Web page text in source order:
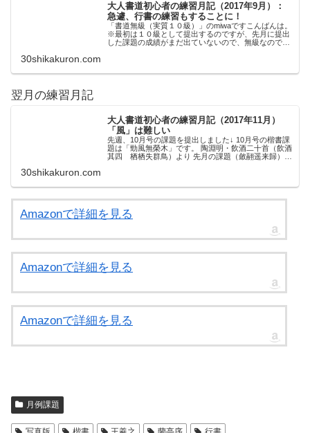
大人書道初心者の練習月記（2017年9月）：
急遽、行書の練習もすることに！
「書道無級（実質１０級）」のmiwaですこんばんは。
※最初は１０級として提出するのですが、先月に提出
した課題の成績がまだ出ていないので、無級なので
30shikakuron.com
翌月の練習月記
大人書道初心者の練習月記（2017年11月）
「風」は難しい
先週、10月号の課題を提出しました↓ 10月号の楷書課
題は「勁風無榮木」です。 陶淵明・飲酒二十首（飲酒
其四 栖栖失群鳥）より 先月の課題（斂翮遥来歸）よ
30shikakuron.com
Amazonで詳細を見る
Amazonで詳細を見る
Amazonで詳細を見る
月例課題